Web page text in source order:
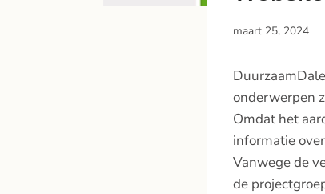
maart 25, 2024
onderwerpen
Omdat het
informatie
Vanwege de
de